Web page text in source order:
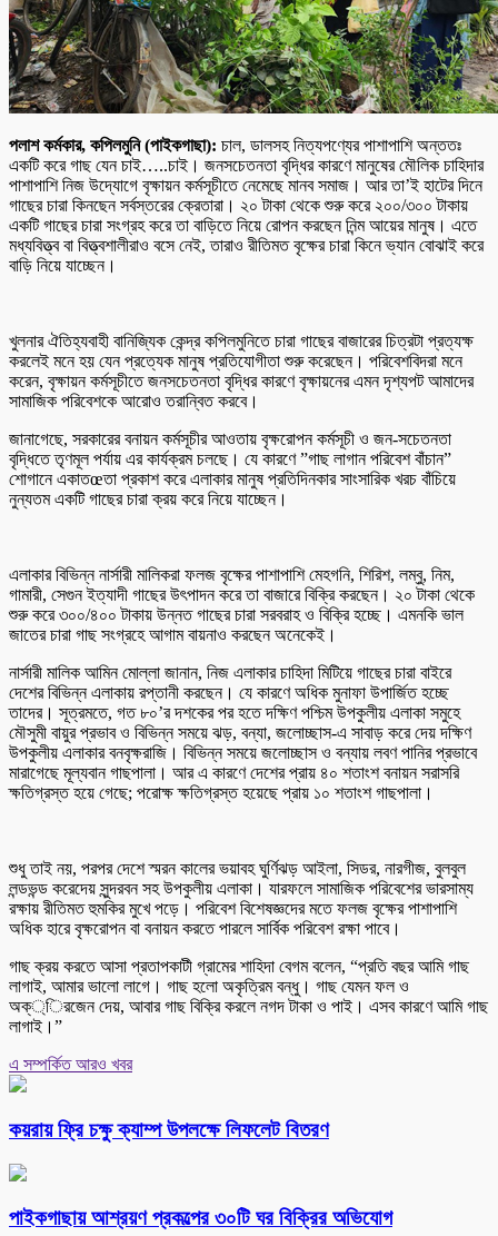
পলাশ কর্মকার, কপিলমুনি (পাইকগাছা): চাল, ডালসহ নিত্যপণ্যের পাশাপাশি অন্ততঃ
একটি করে গাছ যেন চাই…..চাই। জনসচেতনতা বৃদ্ধির কারণে মানুষের মৌলিক চাহিদার
পাশাপাশি নিজ উদ্যোগে বৃক্ষায়ন কর্মসূচীতে নেমেছে মানব সমাজ। আর তা’ই হাটের দিনে
গাছের চারা কিনছেন সর্বস্তরের ক্রেতারা। ২০ টাকা থেকে শুরু করে ২০০/৩০০ টাকায়
একটি গাছের চারা সংগ্রহ করে তা বাড়িতে নিয়ে রোপন করছেন নিন্ম আয়ের মানুষ। এতে
মধ্যবিত্ত্ব বা বিত্ত্বশালীরাও বসে নেই, তারাও রীতিমত বৃক্ষের চারা কিনে ভ্যান বোঝাই করে
বাড়ি নিয়ে যাচ্ছেন।
খুলনার ঐতিহ্যবাহী বানিজ্যিক কেন্দ্র কপিলমুনিতে চারা গাছের বাজারের চিত্রটা প্রত্যক্ষ
করলেই মনে হয় যেন প্রত্যেক মানুষ প্রতিযোগীতা শুরু করেছেন। পরিবেশবিদরা মনে
করেন, বৃক্ষায়ন কর্মসূচীতে জনসচেতনতা বৃদ্ধির কারণে বৃক্ষায়নের এমন দৃশ্যপট আমাদের
সামাজিক পরিবেশকে আরোও তরান্বিত করবে।
জানাগেছে, সরকারের বনায়ন কর্মসূচীর আওতায় বৃক্ষরোপন কর্মসূচী ও জন-সচেতনতা
বৃদ্ধিতে তৃণমূল পর্যায় এর কার্যক্রম চলছে। যে কারণে ”গাছ লাগান পরিবেশ বাঁচান”
শোগানে একাতœতা প্রকাশ করে এলাকার মানুষ প্রতিদিনকার সাংসারিক খরচ বাঁচিয়ে
নুন্যতম একটি গাছের চারা ক্রয় করে নিয়ে যাচ্ছেন।
এলাকার বিভিন্ন নার্সারী মালিকরা ফলজ বৃক্ষের পাশাপাশি মেহগনি, শিরিশ, লম্বু, নিম,
গামারী, সেগুন ইত্যাদী গাছের উৎপাদন করে তা বাজারে বিক্রি করছেন। ২০ টাকা থেকে
শুরু করে ৩০০/৪০০ টাকায় উন্নত গাছের চারা সরবরাহ ও বিক্রি হচ্ছে। এমনকি ভাল
জাতের চারা গাছ সংগ্রহে আগাম বায়নাও করছেন অনেকেই।
নার্সারী মালিক আমিন মোল্লা জানান, নিজ এলাকার চাহিদা মিটিয়ে গাছের চারা বাইরে
দেশের বিভিন্ন এলাকায় রপ্তানী করছেন। যে কারণে অধিক মুনাফা উপার্জিত হচ্ছে
তাদের। সূত্রমতে, গত ৮০’র দশকের পর হতে দক্ষিণ পশ্চিম উপকুলীয় এলাকা সমুহে
মৌসুমী বায়ুর প্রভাব ও বিভিন্ন সময়ে ঝড়, বন্যা, জলোচ্ছাস-এ সাবাড় করে দেয় দক্ষিণ
উপকুলীয় এলাকার বনবৃক্ষরাজি। বিভিন্ন সময়ে জলোচ্ছাস ও বন্যায় লবণ পানির প্রভাবে
মারাগেছে মূল্যবান গাছপালা। আর এ কারণে দেশের প্রায় ৪০ শতাংশ বনায়ন সরাসরি
ক্ষতিগ্রস্ত হয়ে গেছে; পরোক্ষ ক্ষতিগ্রস্ত হয়েছে প্রায় ১০ শতাংশ গাছপালা।
শুধু তাই নয়, পরপর দেশে স্মরন কালের ভয়াবহ ঘুর্ণিঝড় আইলা, সিডর, নারগীজ, বুলবুল
লন্ডভন্ড করেদেয় সুন্দরবন সহ উপকুলীয় এলাকা। যারফলে সামাজিক পরিবেশের ভারসাম্য
রক্ষায় রীতিমত হুমকির মুখে পড়ে। পরিবেশ বিশেষজ্ঞদের মতে ফলজ বৃক্ষের পাশাপাশি
অধিক হারে বৃক্ষরোপন বা বনায়ন করতে পারলে সার্বিক পরিবেশ রক্ষা পাবে।
গাছ ক্রয় করতে আসা প্রতাপকাটী গ্রামের শাহিদা বেগম বলেন, “প্রতি বছর আমি গাছ
লাগাই, আমার ভালো লাগে। গাছ হলো অকৃত্রিম বন্ধু। গাছ যেমন ফল ও
অক্্িরজেন দেয়, আবার গাছ বিক্রি করলে নগদ টাকা ও পাই। এসব কারণে আমি গাছ
লাগাই।”
এ সম্পর্কিত আরও খবর
কয়রায় ফ্রি চক্ষু ক্যাম্প উপলক্ষে লিফলেট বিতরণ
পাইকগাছায় আশ্রয়ণ প্রকল্পের ৩০টি ঘর বিক্রির অভিযোগ